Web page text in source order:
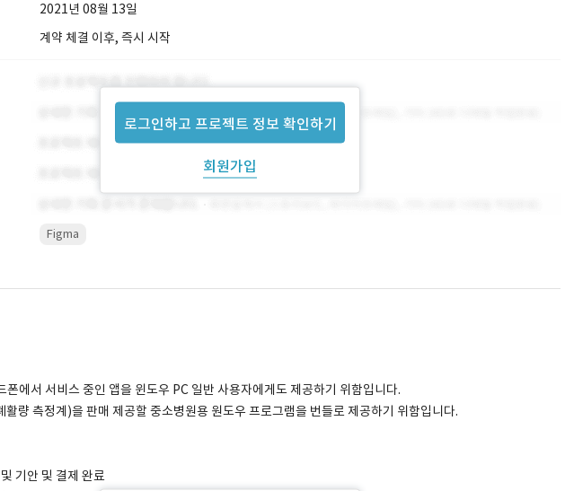
2021년 08월 13일
로그인하고 프로젝트 정보 확인하기
회원가입
계약 체결 이후, 즉시 시작
Figma
폰에서 서비스 중인 앱을 윈도우 PC 일반 사용자에게도 제공하기 위함입니다.
량 측정계)을 판매 제공할 중소병원용 원도우 프로그램을 번들로 제공하기 위함입니다.
기안 및 결제 완료